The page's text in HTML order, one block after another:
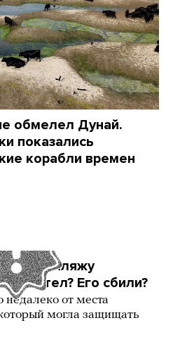
обмелел Дунай.
показались
корабли времен
по пляжу
летел? Его сбили?
недалеко от места
могла защищать